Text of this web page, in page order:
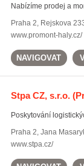
Nabízíme prodej a
Praha 2, Rejskova
www.promont-haly.cz/
NAVIGOVAT
Stpa CZ, s.r.o.
Poskytování
Praha 2, Jana
www.stpa.cz/